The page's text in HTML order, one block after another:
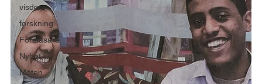
visdom
forskning
Föreläsare
Nyhet
Möten